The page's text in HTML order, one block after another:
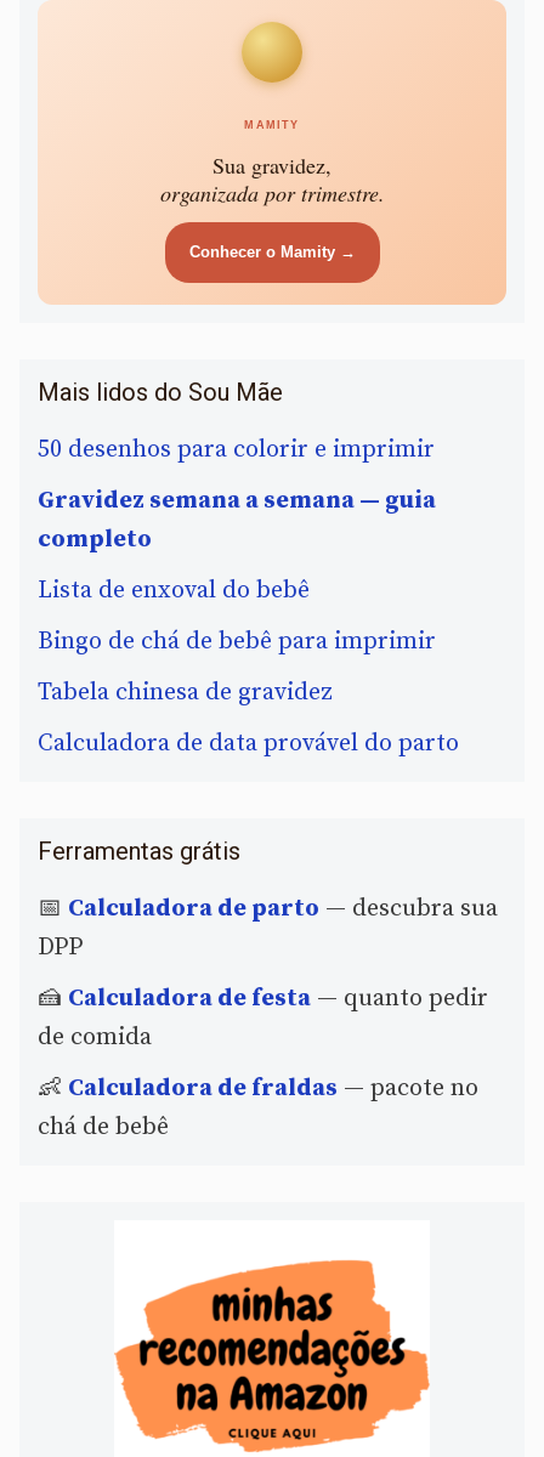
MAMITY
Sua gravidez,
organizada por trimestre.
Conhecer o Mamity →
Mais lidos do Sou Mãe
50 desenhos para colorir e imprimir
Gravidez semana a semana — guia
completo
Lista de enxoval do bebê
Bingo de chá de bebê para imprimir
Tabela chinesa de gravidez
Calculadora de data provável do parto
Ferramentas grátis
📅 Calculadora de parto — descubra sua
DPP
🍰 Calculadora de festa — quanto pedir
de comida
👶 Calculadora de fraldas — pacote no
chá de bebê